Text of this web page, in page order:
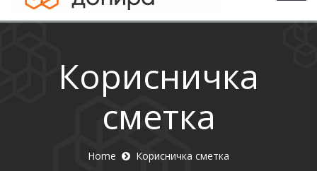
Корисничка
сметка
Home Корисничка сметка